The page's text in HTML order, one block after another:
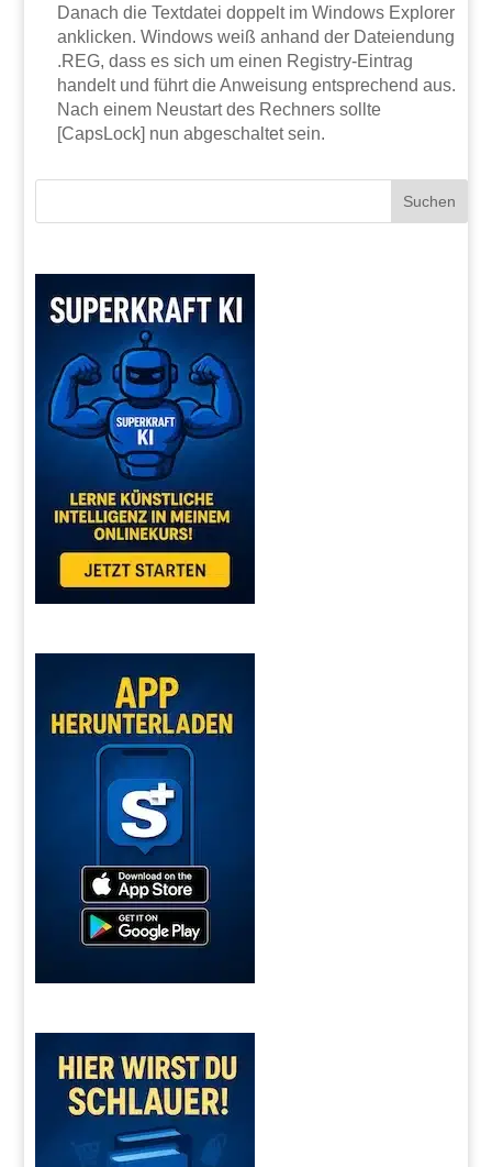
Danach die Textdatei doppelt im Windows Explorer
anklicken. Windows weiß anhand der Dateiendung
.REG, dass es sich um einen Registry-Eintrag
handelt und führt die Anweisung entsprechend aus.
Nach einem Neustart des Rechners sollte
[CapsLock] nun abgeschaltet sein.